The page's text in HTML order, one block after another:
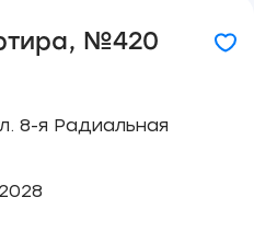
№420
8-я Радиальная